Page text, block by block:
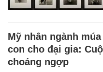
Mỹ nhân ngành
con cho đại gia:
choáng ngợp